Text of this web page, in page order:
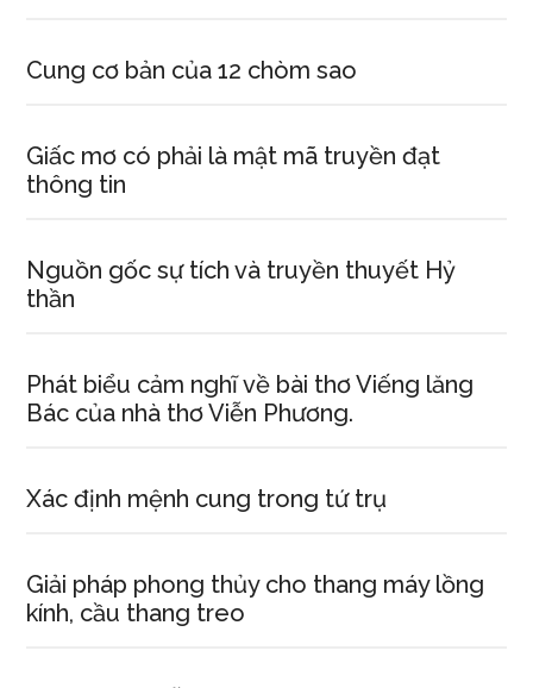
Cung cơ bản của 12 chòm sao
Giấc mơ có phải là mật mã truyền đạt
thông tin
Nguồn gốc sự tích và truyền thuyết Hỷ
thần
Phát biểu cảm nghĩ về bài thơ Viếng lăng
Bác của nhà thơ Viễn Phương.
Xác định mệnh cung trong tứ trụ
Giải pháp phong thủy cho thang máy lồng
kính, cầu thang treo